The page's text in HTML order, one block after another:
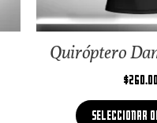
Quiróptero
$
Seleccionar